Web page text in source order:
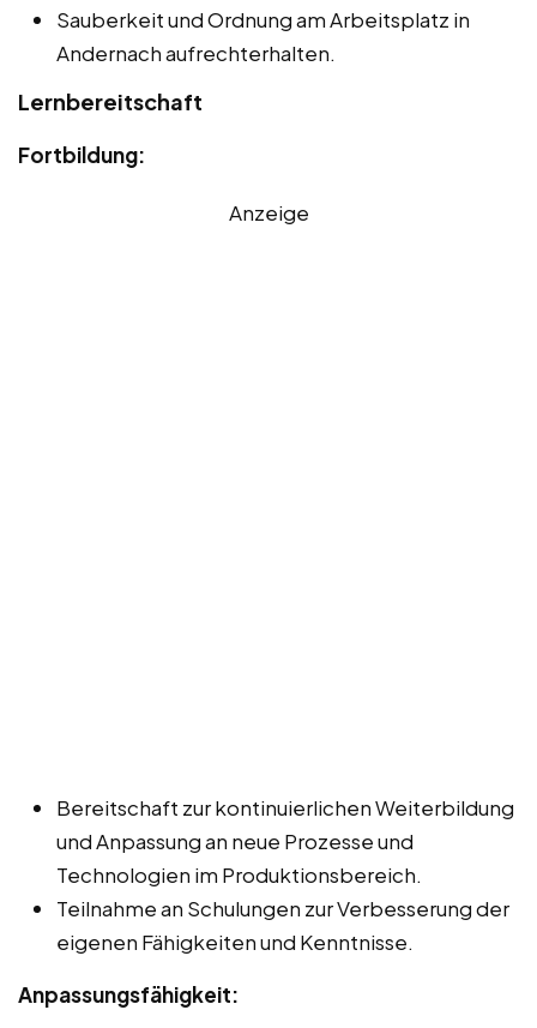
Sauberkeit und Ordnung am Arbeitsplatz in
Andernach aufrechterhalten.
Lernbereitschaft
Fortbildung:
Anzeige
Bereitschaft zur kontinuierlichen Weiterbildung
und Anpassung an neue Prozesse und
Technologien im Produktionsbereich.
Teilnahme an Schulungen zur Verbesserung der
eigenen Fähigkeiten und Kenntnisse.
Anpassungsfähigkeit: